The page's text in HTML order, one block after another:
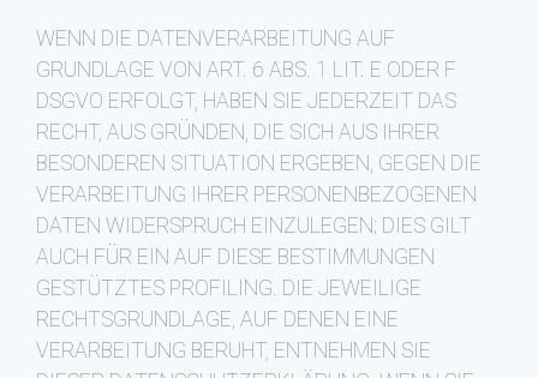
WENN DIE DATENVERARBEITUNG AUF
GRUNDLAGE VON ART. 6 ABS. 1 LIT. E ODER F
DSGVO ERFOLGT, HABEN SIE JEDERZEIT DAS
RECHT, AUS GRÜNDEN, DIE SICH AUS IHRER
BESONDEREN SITUATION ERGEBEN, GEGEN DIE
VERARBEITUNG IHRER PERSONENBEZOGENEN
DATEN WIDERSPRUCH EINZULEGEN; DIES GILT
AUCH FÜR EIN AUF DIESE BESTIMMUNGEN
GESTÜTZTES PROFILING. DIE JEWEILIGE
RECHTSGRUNDLAGE, AUF DENEN EINE
VERARBEITUNG BERUHT, ENTNEHMEN SIE